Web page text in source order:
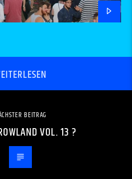
BEITRAG
VOL. 13 ?